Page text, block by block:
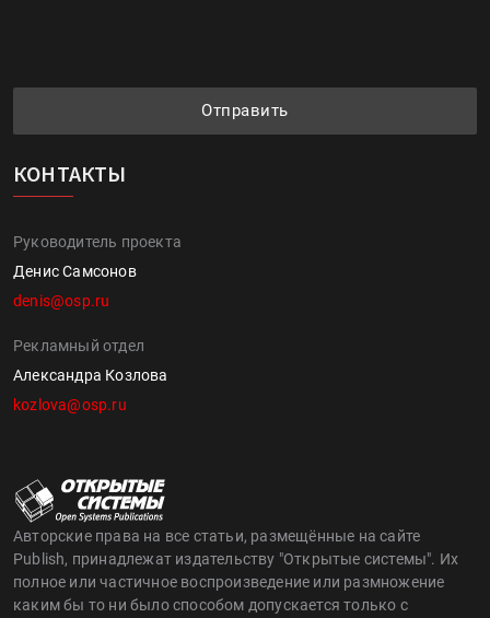
Отправить
КОНТАКТЫ
Руководитель проекта
Денис Самсонов
denis@osp.ru
Рекламный отдел
Александра Козлова
kozlova@osp.ru
Авторские права на все статьи, размещённые на сайте
Publish, принадлежат издательству "Открытые системы". Их
полное или частичное воспроизведение или размножение
каким бы то ни было способом допускается только с